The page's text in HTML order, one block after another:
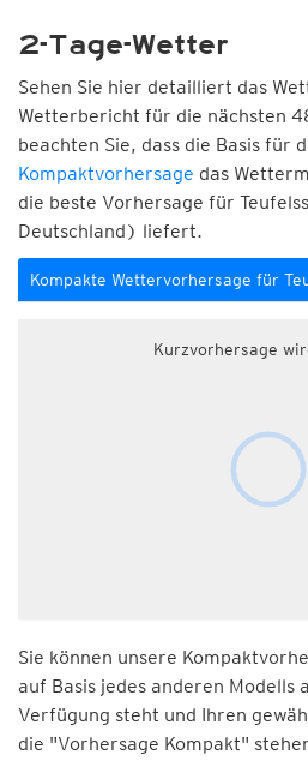
2-Tage-Wetter
Sehen Sie hier detailliert das
Wetterbericht für die nächsten
beachten Sie, dass die Basis für
Kompaktvorhersage das
die beste Vorhersage für
Deutschland) liefert.
Kompakte Wettervorhersage für
Kurzvorhersage
Sie können unsere
auf Basis jedes anderen Modells
Verfügung steht und Ihren
die "Vorhersage Kompakt"